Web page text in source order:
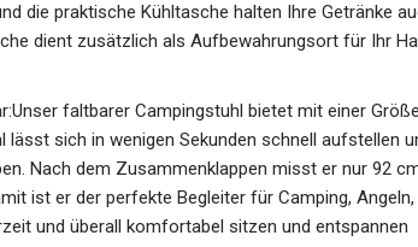
die praktische Kühltasche halten Ihre Getränke
dient zusätzlich als Aufbewahrungsort für Ihr
faltbarer Campingstuhl bietet mit einer
lässt sich in wenigen Sekunden schnell aufstellen
Nach dem Zusammenklappen misst er nur 92
ist er der perfekte Begleiter für Camping,
und überall komfortabel sitzen und entspannen